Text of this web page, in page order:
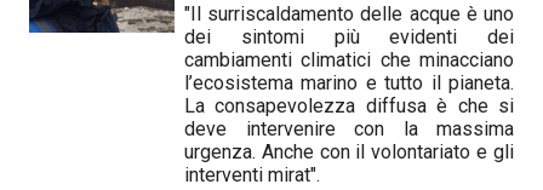
"Il surriscaldamento delle acque è uno
dei sintomi più evidenti dei
cambiamenti climatici che minacciano
l’ecosistema marino e tutto il pianeta.
La consapevolezza diffusa è che si
deve intervenire con la massima
urgenza. Anche con il volontariato e gli
interventi mirat".